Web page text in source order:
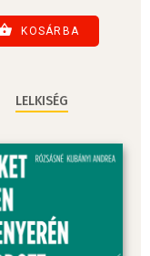
KOSÁRBA
LELKISÉG